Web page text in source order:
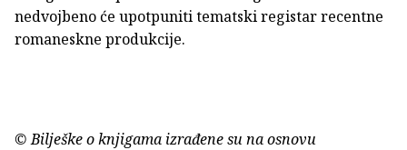
nedvojbeno će upotpuniti tematski registar recentne
romaneskne produkcije.
© Bilješke o knjigama izrađene su na osnovu